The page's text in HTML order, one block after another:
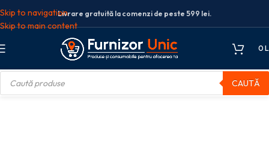
Skip to navigation
Skip to main content
Livrare gratuită la comenzi de peste 599 lei.
0
CAUTĂ
depozit